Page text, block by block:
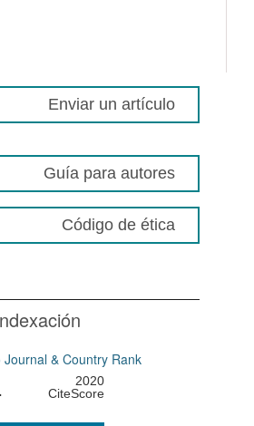
Enviar un artículo
Guía para autores
Código de ética
2020
CiteScore